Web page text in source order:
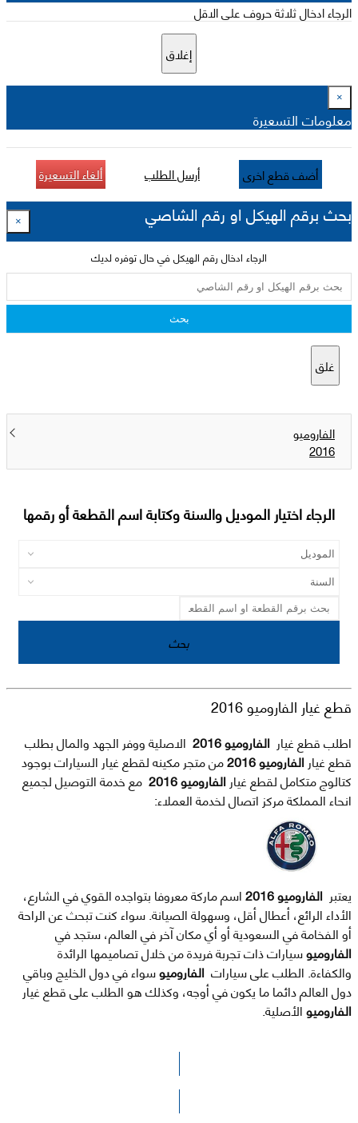
الرجاء ادخال ثلاثة حروف على الاقل
إغلاق
×
معلومات التسعيرة
أضف قطع اخرى أرسل الطلب ألغاء التسعيرة
بحث برقم الهيكل او رقم الشاصي ×
الرجاء ادخال رقم الهيكل في حال توفره لديك
بحث
غلق
الفاروميو
2016
الرجاء اختيار الموديل والسنة وكتابة اسم القطعة أو رقمها
بحث
قطع غيار الفاروميو 2016
اطلب قطع غيار
الاصلية ووفر الجهد والمال بطلب
قطع غيار الفاروميو 2016
من متجر مكينه لقطع غيار السيارات بوجود
كتالوج متكامل لقطع غيار الفاروميو 2016
مع خدمة التوصيل لجميع
انحاء المملكة مركز اتصال لخدمة العملاء:
يعتبر الفاروميو 2016
اسم ماركة معروفا بتواجده القوي في الشارع،
الأداء الرائع، أعطال أقل، وسهولة الصيانة. سواء كنت تبحث عن الراحة
أو الفخامة في السعودية أو أي مكان آخر في العالم، ستجد في
الفاروميوسيارات ذات تجربة فريدة من خلال تصاميمها الرائدة
والكفاءة. الطلب على سيارات الفاروميوسواء في دول الخليج وباقي
دول العالم دائما ما يكون في أوجه، وكذلك هو الطلب على قطع غيار
الفاروميوالأصلية.
الرجاء الضغط هنا للوصول لصفحة البحث